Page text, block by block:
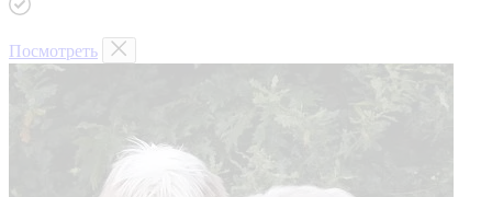
Посмотреть